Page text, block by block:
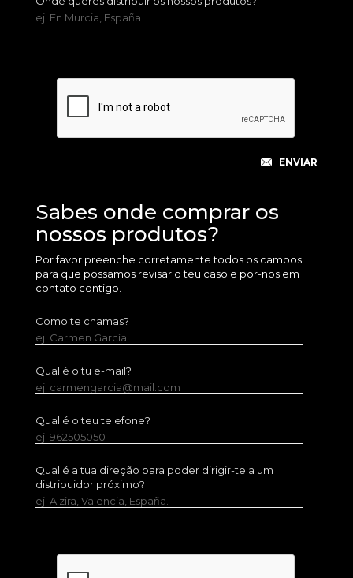
ej. En Murcia, España
Sabes onde comprar os
nossos produtos?
Por favor preenche corretamente todos os campos
para que possamos revisar o teu caso e por-nos em
contato contigo.
Como te chamas?
ej. Carmen García
Qual é o tu e-mail?
ej. carmengarcia@mail.com
Qual é o teu telefone?
ej. 962505050
Qual é a tua direção para poder dirigir-te a um
distribuidor próximo?
ej. Alzira, Valencia, España.